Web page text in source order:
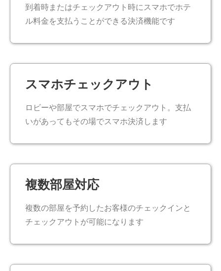
到着時またはチェックアウト時にスマホでホテ
ル料金を支払うことができる決済機能です​
スマホチェックアウト​
ロビーや部屋でスマホでチェックアウト。支払
いがあってもその場でスマホ決済します​
複数部屋対応​
複数の部屋を予約したお客様のチェックインと
チェックアウトが可能になります​